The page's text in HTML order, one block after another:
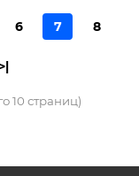
6 7 8
10 страниц)